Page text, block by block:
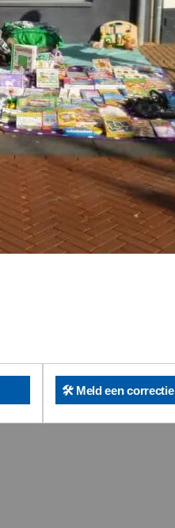
🛠️ Meld een correctie